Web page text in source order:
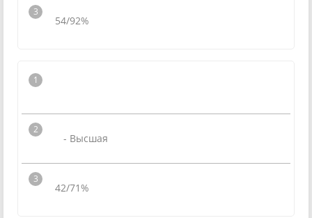
54/92%
- Высшая
42/71%